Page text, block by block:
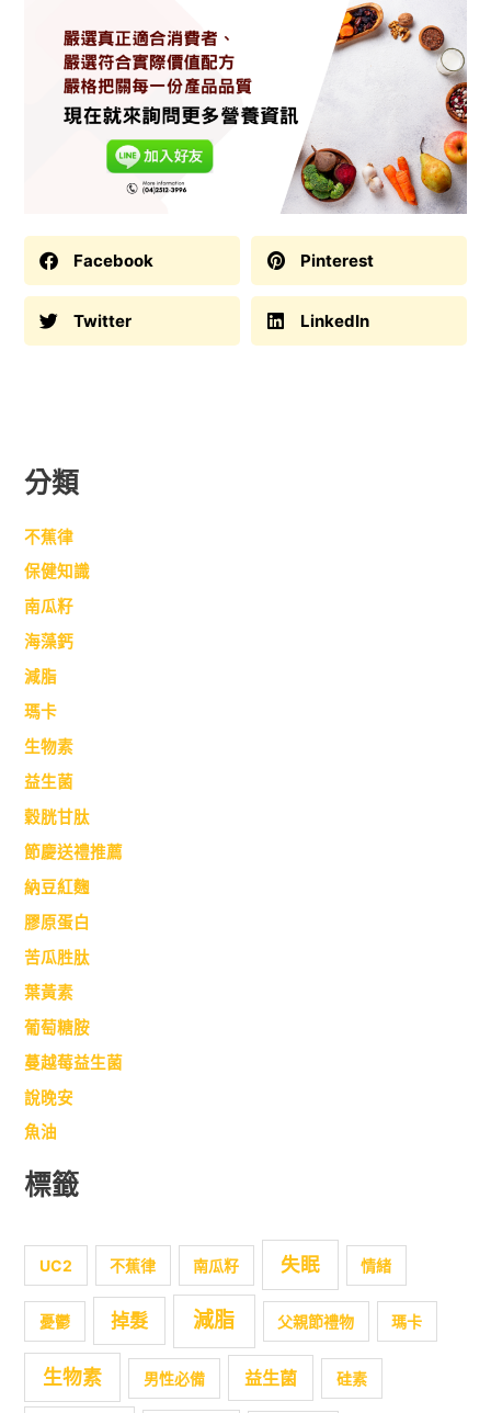
Facebook Pinterest
Twitter LinkedIn
分類
不蕉律
保健知識
南瓜籽
海藻鈣
減脂
瑪卡
生物素
益生菌
穀胱甘肽
節慶送禮推薦
納豆紅麴
膠原蛋白
苦瓜胜肽
葉黃素
葡萄糖胺
蔓越莓益生菌
說晚安
魚油
標籤
UC2 不蕉律 南瓜籽 失眠 情緒
憂鬱 掉髮 減脂 父親節禮物 瑪卡
生物素 男性必備 益生菌 硅素